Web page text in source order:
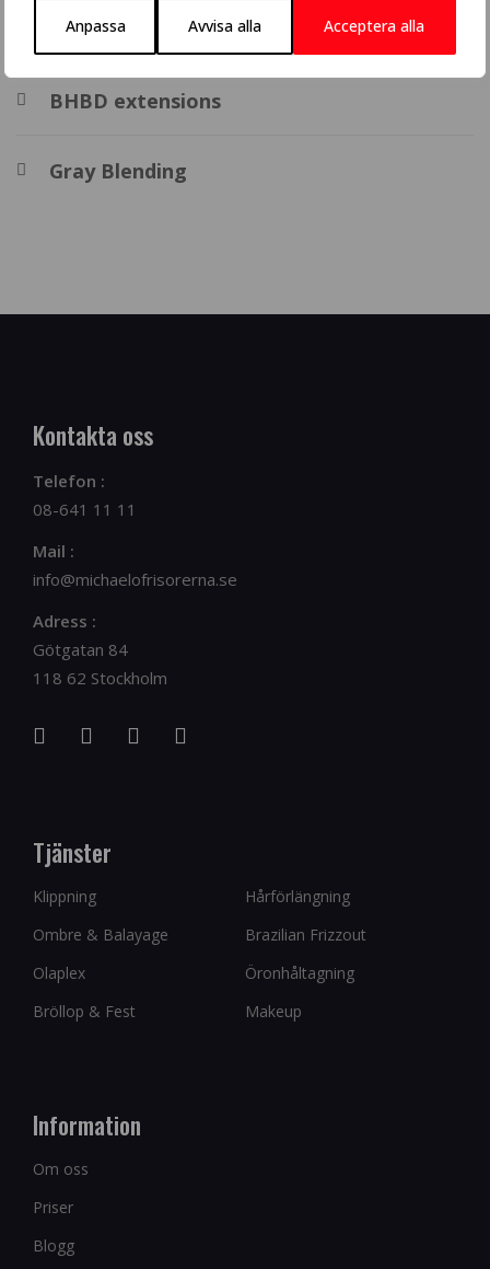
Anpassa Avvisa alla Acceptera alla
Balayage
BHBD extensions
Gray Blending
Kontakta oss
Telefon :
08-641 11 11
Mail :
info@michaelofrisorerna.se
Adress :
Götgatan 84
118 62 Stockholm
Tjänster
Klippning
Hårförlängning
Ombre & Balayage
Brazilian Frizzout
Olaplex
Öronhåltagning
Bröllop & Fest
Makeup
Information
Om oss
Priser
Blogg